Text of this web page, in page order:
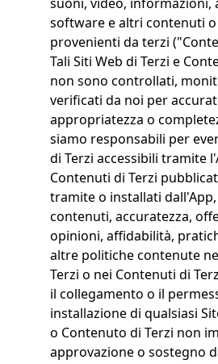
software e altri contenuti
provenienti da terzi
Tali Siti Web di Terzi e
non sono controllati,
verificati da noi per
appropriatezza o
siamo responsabili per
di Terzi accessibili tramite
Contenuti di Terzi
tramite o installati
contenuti, accuratezza,
opinioni, affidabilità,
altre politiche contenute
Terzi o nei Contenuti di
il collegamento o il
installazione di qualsiasi
o Contenuto di Terzi non
approvazione o sostegno